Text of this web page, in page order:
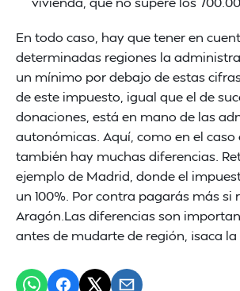
En todo caso, hay que tener en
determinadas regiones la
un mínimo por debajo de estas
de este impuesto, igual que el de
donaciones, está en mano de las
autonómicas. Aquí, como en el caso
también hay muchas diferencias.
ejemplo de Madrid, donde el
un 100%. Por contra pagarás más si
Aragón.Las diferencias son
antes de mudarte de región, ¡saca